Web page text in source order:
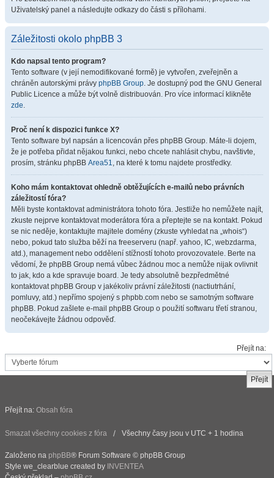
Uživatelský panel a následujte odkazy do části s přílohami.
Záležitosti okolo phpBB 3
Kdo napsal tento program?
Tento software (v její nemodifikované formě) je vytvořen, zveřejněn a
chráněn autorskými právy phpBB Group. Je dostupný pod the GNU General
Public Licence a může být volně distribuován. Pro více informací klikněte
zde.
Proč není k dispozici funkce X?
Tento software byl napsán a licencován přes phpBB Group. Máte-li dojem,
že je potřeba přidat nějakou funkci, nebo chcete nahlásit chybu, navštivte,
prosím, stránku phpBB Area51, na které k tomu najdete prostředky.
Koho mám kontaktovat ohledně obtěžujících e-mailů nebo právních
záležitostí fóra?
Měli byste kontaktovat administrátora tohoto fóra. Jestliže ho nemůžete najít,
zkuste nejprve kontaktovat moderátora fóra a přeptejte se na kontakt. Pokud
se nic neděje, kontaktujte majitele domény (zkuste vyhledat na „whois“)
nebo, pokud tato služba běží na freeserveru (např. yahoo, IC, webzdarma,
atd.), management nebo oddělení stížností tohoto provozovatele. Berte na
vědomí, že phpBB Group nemá vůbec žádnou moc a nemůže nijak ovlivnit
to jak, kdo a kde spravuje board. Je tedy absolutně bezpředmětné
kontaktovat phpBB Group v jakékoliv právní záležitosti (nactiutrhání,
pomluvy, atd.) nepřímo spojený s phpbb.com nebo se samotným software
phpBB. Pokud zašlete e-mail phpBB Group o použití softwaru třetí stranou,
neočekávejte žádnou odpověď.
Přejít na:
Přejít na: Obsah fóra
Smazat všechny cookies z fóra Všechny časy jsou v UTC + 1 hodina
Založeno na phpBB® Forum Software © phpBB Group
Style we_clearblue created by INVENTEA